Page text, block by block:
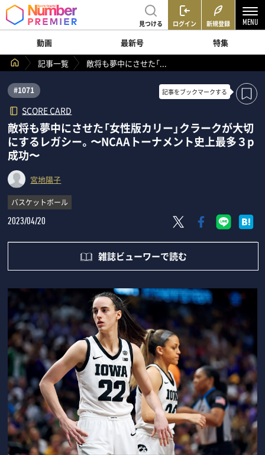
見つける ログイン 新規登録
動画 最新号
特集
記事一覧
敵将も夢中にさせた「...
#1071
SCORE CARD
記事をブックマークする
敵将も夢中にさせた「女性版カリー」クラークが大切
にするレガシー。〜NCAAトーナメント史上最多３p
成功〜
宮地陽子
バスケットボール
2023/04/20
雑誌ビューワーで読む